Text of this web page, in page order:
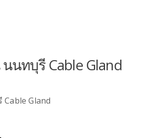
นทบุรี Cable Gland
Gland